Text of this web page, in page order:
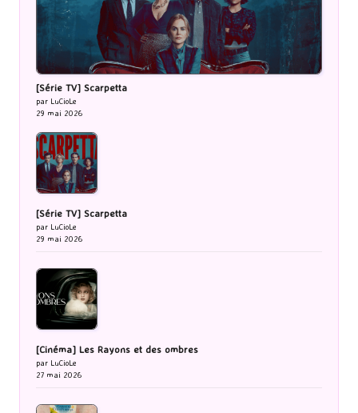
[Série TV] Scarpetta
par LuCioLe
29 mai 2026
[Série TV] Scarpetta
par LuCioLe
29 mai 2026
[Cinéma] Les Rayons et des ombres
par LuCioLe
27 mai 2026